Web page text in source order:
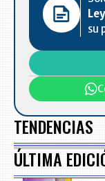
su
TENDENCIAS
ÚLTIMA